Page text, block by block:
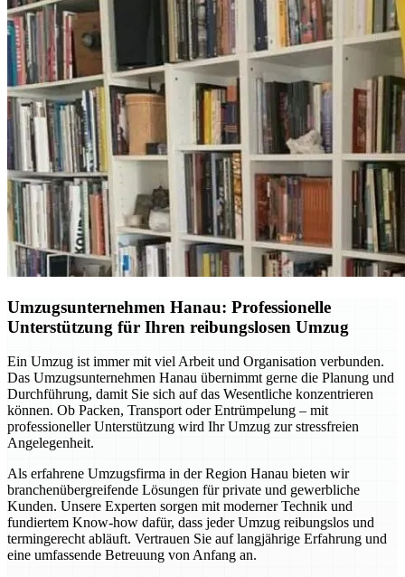
Umzugsunternehmen Hanau: Professionelle
Unterstützung für Ihren reibungslosen Umzug
Ein Umzug ist immer mit viel Arbeit und Organisation verbunden.
Das Umzugsunternehmen Hanau übernimmt gerne die Planung und
Durchführung, damit Sie sich auf das Wesentliche konzentrieren
können. Ob Packen, Transport oder Entrümpelung – mit
professioneller Unterstützung wird Ihr Umzug zur stressfreien
Angelegenheit.
Als erfahrene Umzugsfirma in der Region Hanau bieten wir
branchenübergreifende Lösungen für private und gewerbliche
Kunden. Unsere Experten sorgen mit moderner Technik und
fundiertem Know-how dafür, dass jeder Umzug reibungslos und
termingerecht abläuft. Vertrauen Sie auf langjährige Erfahrung und
eine umfassende Betreuung von Anfang an.